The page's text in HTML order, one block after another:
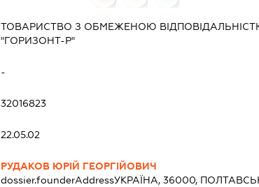
ТОВАРИСТВО З ОБМЕЖЕНОЮ
"ГОРИЗОНТ-Р"
-
32016823
22.05.02
РУДАКОВ ЮРІЙ ГЕОРГІЙОВИЧ
dossier.founderAddressУКРАЇНА, 36000,